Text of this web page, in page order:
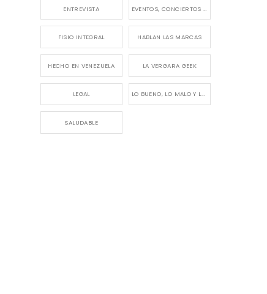
ENTREVISTA
FISIO INTEGRAL HABLAN LAS MARCAS
HECHO EN VENEZUELA LA VERGARA GEEK
LEGAL LO BUENO, LO MALO Y LO FEO
SALUDABLE